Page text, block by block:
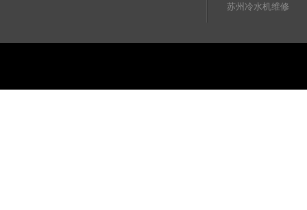
苏州冷水机维修